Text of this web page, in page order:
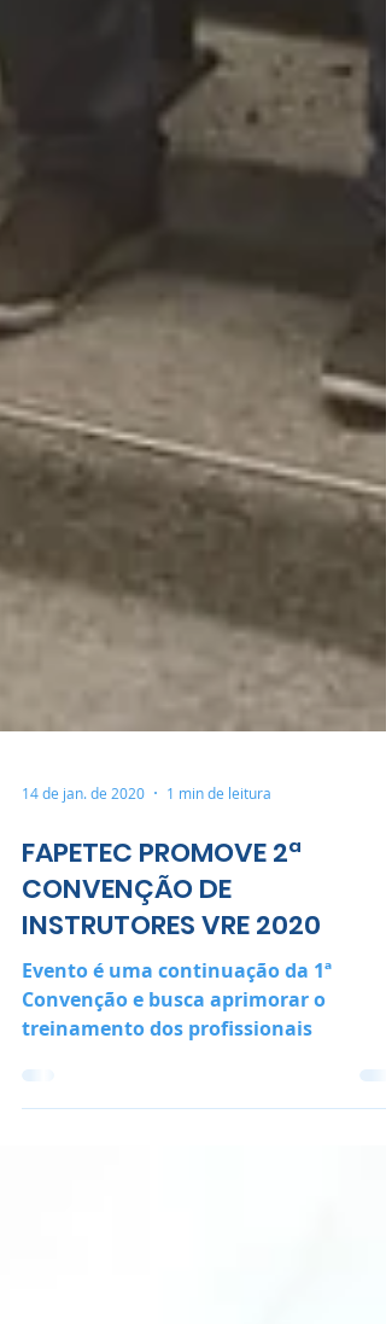
14 de jan. de 2020 1 min de leitura
FAPETEC PROMOVE 2ª
CONVENÇÃO DE
INSTRUTORES VRE 2020
Evento é uma continuação da 1ª
Convenção e busca aprimorar o